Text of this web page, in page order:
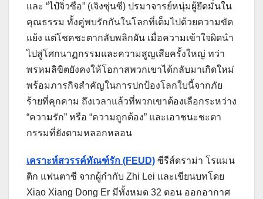
และ “ไป๋จิ่วซือ” (เจิงซุ่นซี) ปรมาจารย์หนุ่มผู้ยึดมั่นใน
คุณธรรม ทั้งคู่พบรักกันในโลกที่เต็มไปด้วยความขัด
แย้ง แต่โชคชะตากลับพลิกผัน เมื่อความเข้าใจผิดนำ
ไปสู่โศกนาฏกรรมและความสูญเสียครั้งใหญ่ ทว่า
พรหมลิขิตยังคงให้โอกาสพวกเขาได้กลับมาเกิดใหม่
พร้อมภารกิจสำคัญในการปกป้องโลกใบนี้จากภัย
ร้ายที่คุกคาม ถึงเวลาแล้วที่พวกเขาต้องเลือกระหว่าง
“ความรัก” หรือ “ความถูกต้อง” และเอาชนะชะตา
กรรมที่ยังตามหลอกหลอน
เคราะห์สวรรค์ทัณฑ์รัก (FEUD) ซีรีส์ดราม่า โรแมน
ติก แฟนตาซี จากผู้กำกับ Zhi Lei และเขียนบทโดย
Xiao Xiang Dong Er มีทั้งหมด 32 ตอน ออกอากาศ